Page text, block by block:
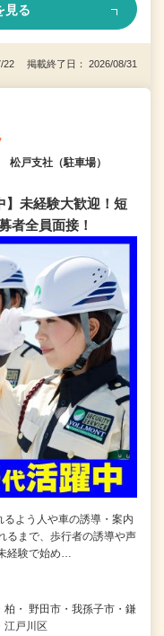
見る
22 掲載終了日： 2026/08/31
戸支社（駐車場）
】未経験大歓迎！短
者全員面接！
よう人や車の誘導・案内
るまで、歩行者の誘導や声
経験で始め…
・ 野田市・我孫子市・鎌
江戸川区